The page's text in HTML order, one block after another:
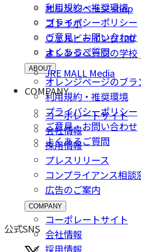
オレンジページ shop
コトラボ
ウェルビーイング100
オレンジページの学校
JRE MALL Media
利用規約・推奨環境
プライバシーポリシー
ご意⾒・お問い合わせ
よくあるご質問
ABOUT
オレンジページのブラ
利用規約・推奨環境
プライバシーポリシー
ご意⾒・お問い合わせ
よくあるご質問
COMPANY
コーポレートサイト
会社情報
採⽤情報
プレスリリース
コンプライアンス相談
広告のご案内
COMPANY
コーポレートサイト
会社情報
採⽤情報
公式SNS